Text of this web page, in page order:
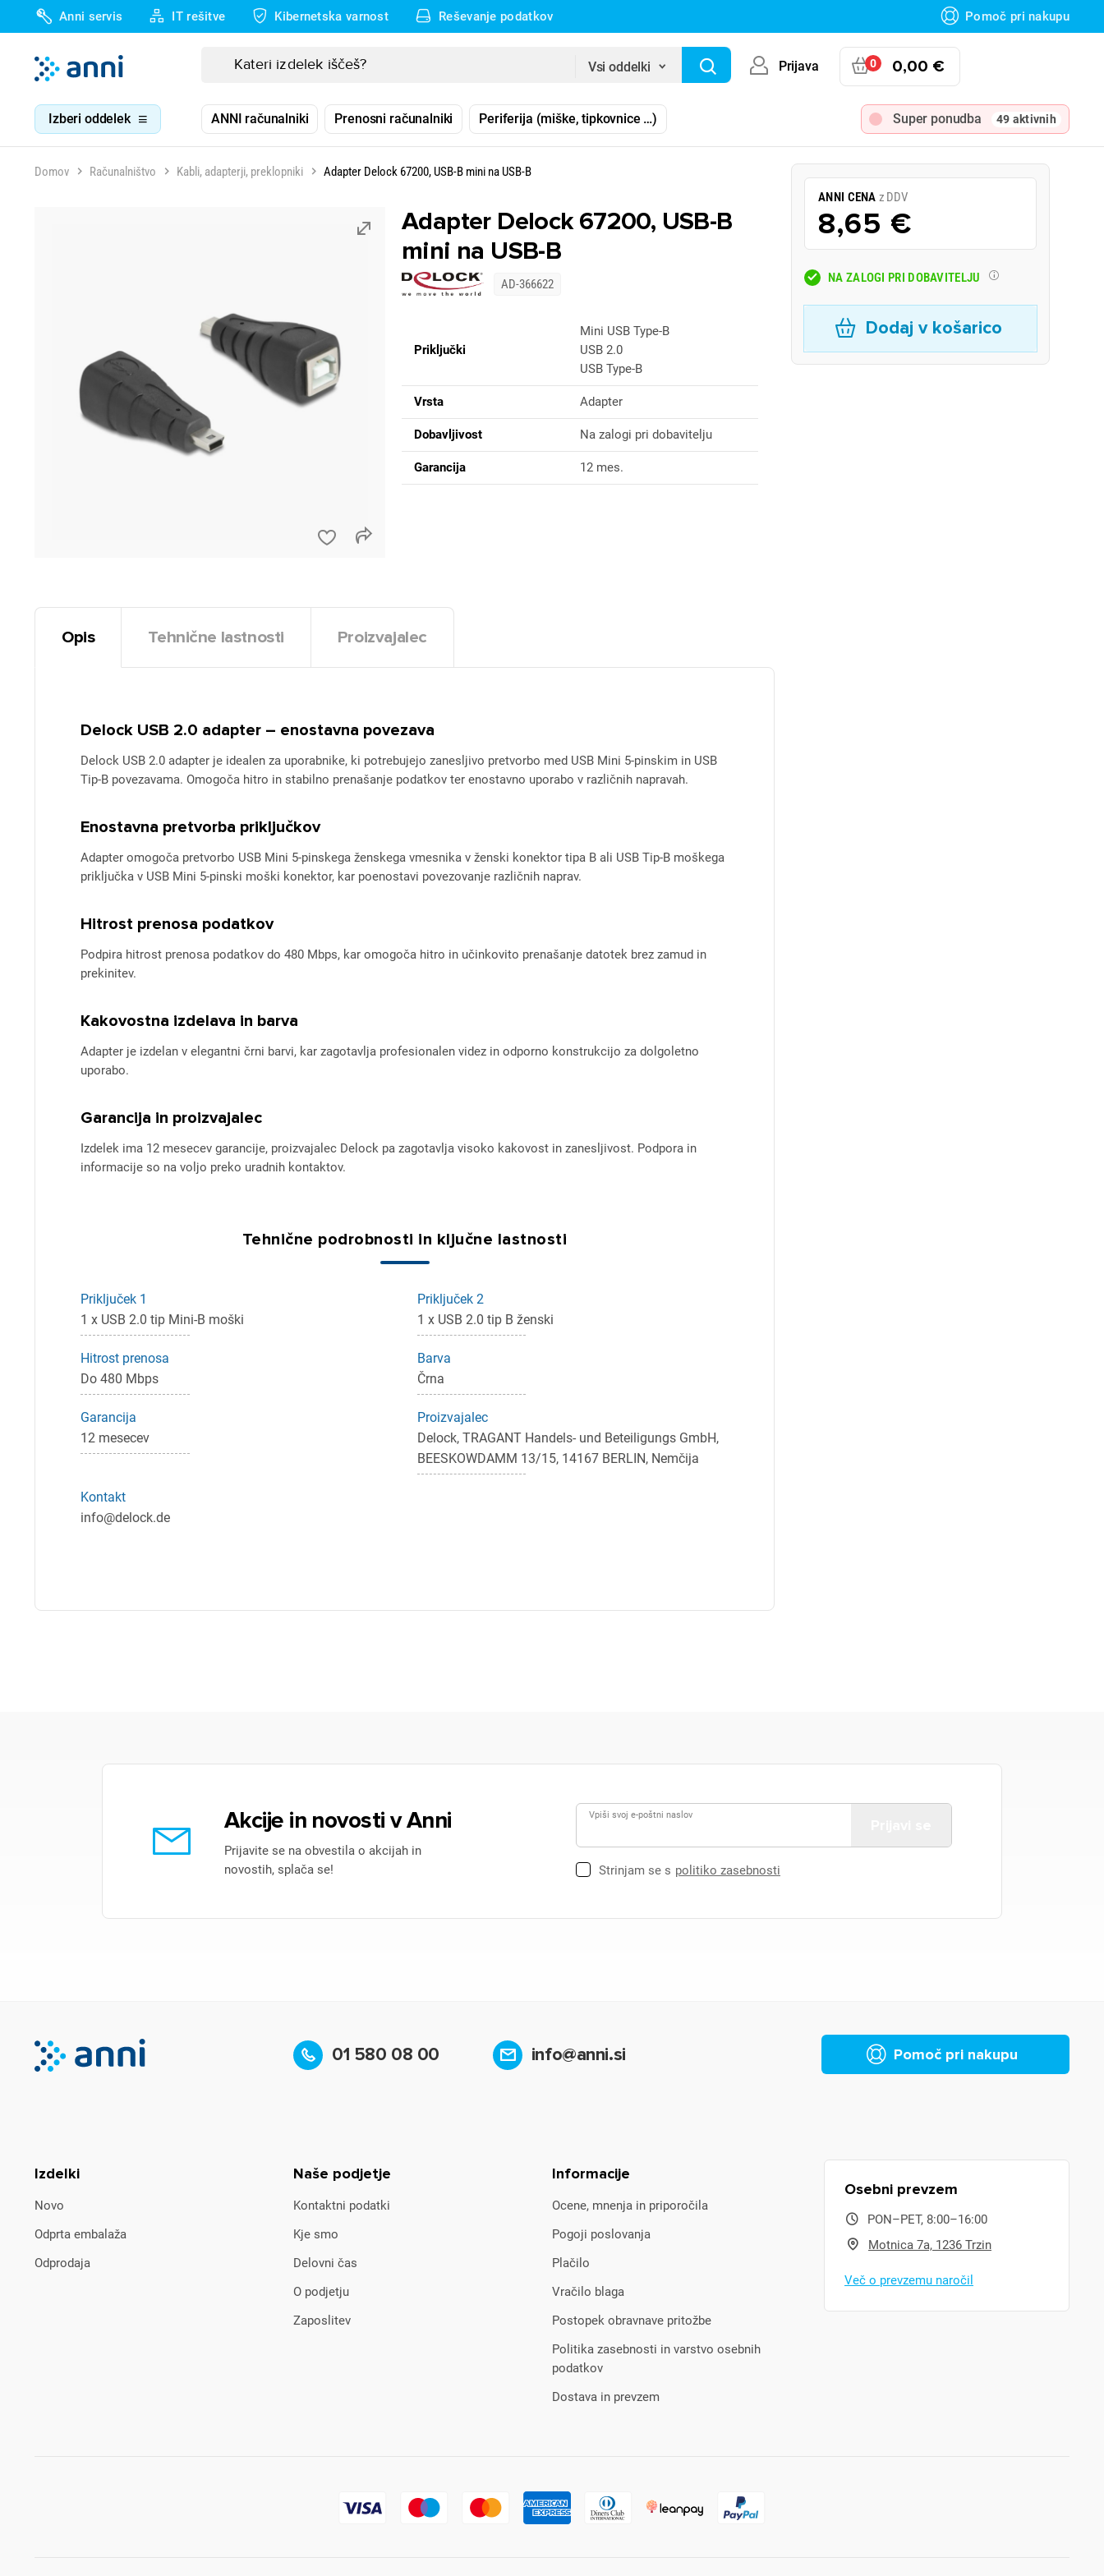
Anni servis IT rešitve Kibernetska varnost Reševanje podatkov Pomoč pri nakupu
Vsi oddelki Prijava 0 0,00 €
Izberi oddelek ANNI računalniki Prenosni računalniki Periferija (miške, tipkovnice …) Super ponudba 49 aktivnih
Domov Računalništvo Kabli, adapterji, preklopniki Adapter Delock 67200, USB-B mini na USB-B
Adapter Delock 67200, USB-B
mini na USB-B
AD-366622
Priključki
Mini USB Type-B
USB 2.0
USB Type-B
Vrsta Adapter
Dobavljivost Na zalogi pri dobavitelju
Garancija 12 mes.
ANNI CENA z DDV
8,65 €
NA ZALOGI PRI DOBAVITELJU
Dodaj v košarico
Opis Tehnične lastnosti Proizvajalec
Delock USB 2.0 adapter – enostavna povezava
Delock USB 2.0 adapter je idealen za uporabnike, ki potrebujejo zanesljivo pretvorbo med USB Mini 5-pinskim in USB
Tip-B povezavama. Omogoča hitro in stabilno prenašanje podatkov ter enostavno uporabo v različnih napravah.
Enostavna pretvorba priključkov
Adapter omogoča pretvorbo USB Mini 5-pinskega ženskega vmesnika v ženski konektor tipa B ali USB Tip-B moškega
priključka v USB Mini 5-pinski moški konektor, kar poenostavi povezovanje različnih naprav.
Hitrost prenosa podatkov
Podpira hitrost prenosa podatkov do 480 Mbps, kar omogoča hitro in učinkovito prenašanje datotek brez zamud in
prekinitev.
Kakovostna izdelava in barva
Adapter je izdelan v elegantni črni barvi, kar zagotavlja profesionalen videz in odporno konstrukcijo za dolgoletno
uporabo.
Garancija in proizvajalec
Izdelek ima 12 mesecev garancije, proizvajalec Delock pa zagotavlja visoko kakovost in zanesljivost. Podpora in
informacije so na voljo preko uradnih kontaktov.
Tehnične podrobnosti in ključne lastnosti
Priključek 1
1 x USB 2.0 tip Mini-B moški
Priključek 2
1 x USB 2.0 tip B ženski
Hitrost prenosa
Do 480 Mbps
Barva
Črna
Garancija
12 mesecev
Proizvajalec
Delock, TRAGANT Handels- und Beteiligungs GmbH,
BEESKOWDAMM 13/15, 14167 BERLIN, Nemčija
Kontakt
info@delock.de
Akcije in novosti v Anni
Prijavite se na obvestila o akcijah in
novostih, splača se!
Vpiši svoj e-poštni naslov
Strinjam se s politiko zasebnosti
01 580 08 00 info@anni.si Pomoč pri nakupu
Izdelki
Novo
Odprta embalaža
Odprodaja
Naše podjetje
Kontaktni podatki
Kje smo
Delovni čas
O podjetju
Zaposlitev
Informacije
Ocene, mnenja in priporočila
Pogoji poslovanja
Plačilo
Vračilo blaga
Postopek obravnave pritožbe
Politika zasebnosti in varstvo osebnih
podatkov
Dostava in prevzem
Osebni prevzem
PON–PET, 8:00–16:00
Motnica 7a, 1236 Trzin
Več o prevzemu naročil
Za dodajanje na seznam želja morate biti prijavljeni.